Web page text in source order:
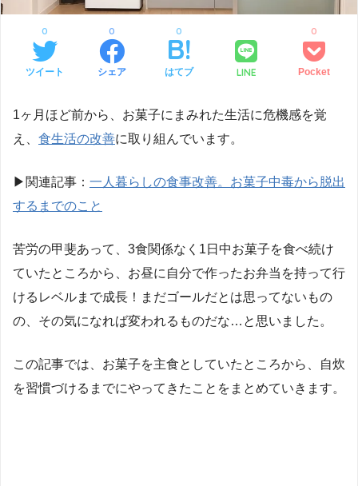
ツイート
0
シェア
0
はてブ
0
LINE Pocket
0
1ヶ月ほど前から、お菓子にまみれた生活に危機感を覚
え、 食生活の改善に取り組んでいます。
▶︎ 関連記事： 一人暮らしの食事改善。お菓子中毒から脱出
するまでのこと
苦労の甲斐あって、 3食関係なく 1 日中お菓子を食べ続け
ていたところから、お昼に自分で作ったお弁当を持って行
けるレベルまで成長！まだゴールだとは思ってないもの
の、その気になれば変われるものだな… と思いました。
この記事では、お菓子を主食としていたところから、自炊
を習慣づけるまでにやってきたことをまとめていきます。